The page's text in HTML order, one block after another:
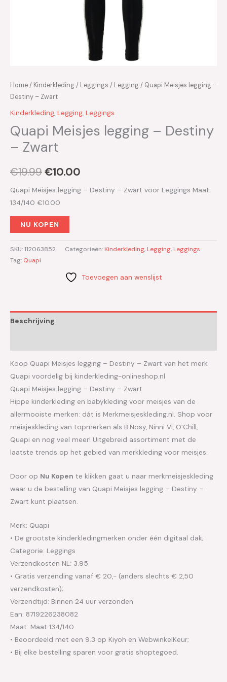
Home/ Kinderkleding/ Leggings / Legging/ Quapi Meisjes legging –
Destiny – Zwart
Kinderkleding, Legging, Leggings
Quapi Meisjes legging – Destiny
– Zwart
€19.99€10.00
Quapi Meisjes legging – Destiny – Zwart voor Leggings Maat
134/140 €10.00
NU KOPEN
SKU:112063852 Categorieën: Kinderkleding, Legging, Leggings
Tag: Quapi
Toevoegen aan wenslijst
Beschrijving
Koop Quapi Meisjes legging – Destiny – Zwart van het merk
Quapi voordelig bij kinderkleding-onlineshop.nl
Quapi Meisjes legging – Destiny – Zwart
Hippe kinderkleding en babykleding voor meisjes van de
allermooiste merken: dát is Merkmeisjeskleding.nl. Shop voor
meisjeskleding van topmerken als B.Nosy, Ninni Vi, O’Chill,
Quapi en nog veel meer! Uitgebreid assortiment met de
laatste trends op het gebied van merkkleding voor meisjes.
Door op Nu Kopen te klikken gaat u naar merkmeisjeskleding
waar u de bestelling van Quapi Meisjes legging – Destiny –
Zwart kunt plaatsen.
Merk: Quapi
• De grootste kinderkledingmerken onder één digitaal dak;
Categorie: Leggings
Verzendkosten NL: 3.95
• Gratis verzending vanaf € 20,- (anders slechts € 2,50
verzendkosten);
Verzendtijd: Binnen 24 uur verzonden
Ean: 8719226238082
Maat: Maat 134/140
• Beoordeeld met een 9.3 op Kiyoh en WebwinkelKeur;
• Bij elke bestelling sparen voor gratis shoptegoed.